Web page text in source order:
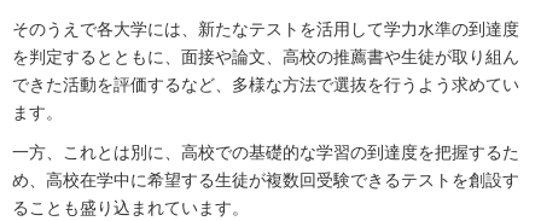
そのうえで各大学には、新たなテストを活用して学力水準の到達度
を判定するとともに、面接や論文、高校の推薦書や生徒が取り組ん
できた活動を評価するなど、多様な方法で選抜を行うよう求めてい
ます。
一方、これとは別に、高校での基礎的な学習の到達度を把握するた
め、高校在学中に希望する生徒が複数回受験できるテストを創設す
ることも盛り込まれています。